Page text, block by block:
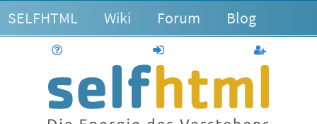
SELFHTML Wiki Forum Blog
anmelden